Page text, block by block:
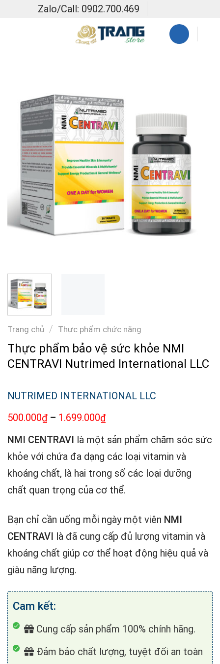
Zalo/Call: 0902.700.469
Trang chủ / Thực phẩm chức năng
Thực phẩm bảo vệ sức khỏe NMI
CENTRAVI Nutrimed International LLC
NUTRIMED INTERNATIONAL LLC
500.000₫ – 1.699.000₫
NMI CENTRAVI là một sản phẩm chăm sóc sức
khỏe với chứa đa dạng các loại vitamin và
khoáng chất, là hai trong số các loại dưỡng
chất quan trọng của cơ thể.
Bạn chỉ cần uống mỗi ngày một viên NMI
CENTRAVI là đã cung cấp đủ lượng vitamin và
khoáng chất giúp cơ thể hoạt động hiệu quả và
giàu năng lượng.
Cam kết:
Cung cấp sản phẩm 100% chính hãng.
Đảm bảo chất lượng, tuyệt đối an toàn